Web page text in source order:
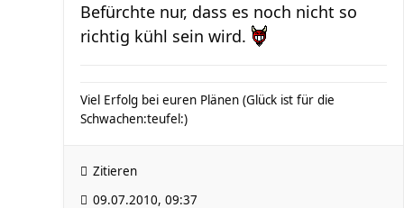
Befürchte nur, dass es noch nicht so
richtig kühl sein wird.
Viel Erfolg bei euren Plänen (Glück ist für die
Schwachen:teufel:)
Zitieren
09.07.2010, 09:37